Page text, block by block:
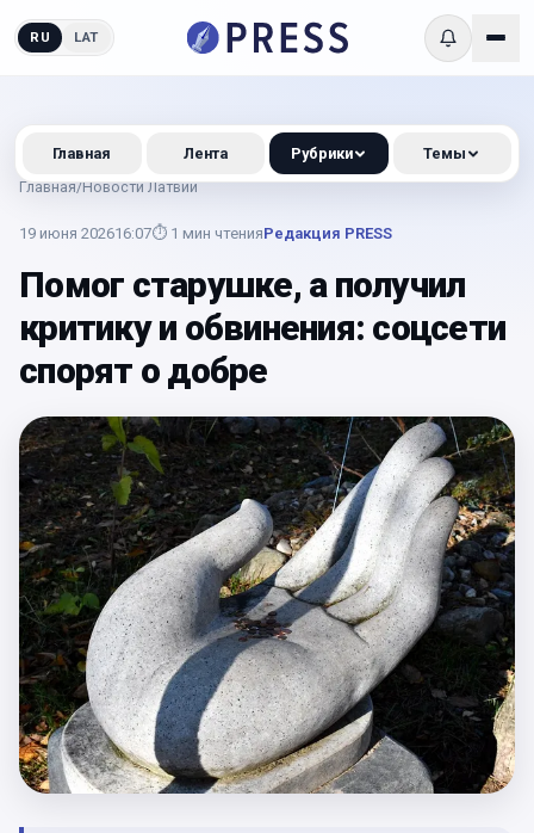
RU LAT
Главная/Новости Латвии
19 июня 202616:07⏱ 1 мин чтенияРедакция PRESS
Помог старушке, а получил
критику и обвинения: соцсети
спорят о добре
Главная Лента Рубрики Темы